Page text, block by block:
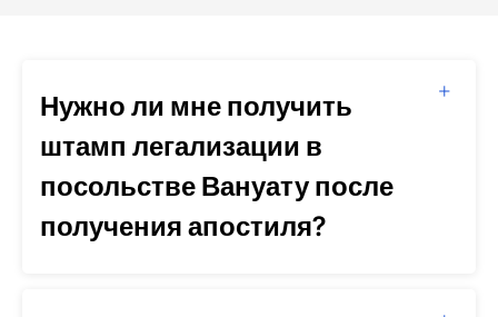
Нужно ли мне получить
штамп легализации в
посольстве Вануату после
получения апостиля?